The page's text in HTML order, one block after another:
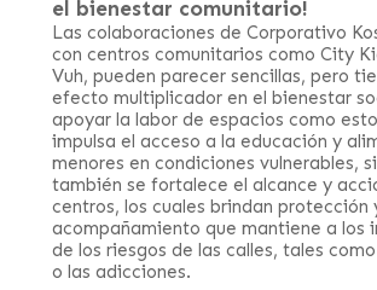
el bienestar comunitario!
Las colaboraciones de Corporativo
con centros comunitarios como City
Vuh, pueden parecer sencillas, pero
efecto multiplicador en el bienestar
apoyar la labor de espacios como
impulsa el acceso a la educación y
menores en condiciones vulnerables,
también se fortalece el alcance y
centros, los cuales brindan protección
acompañamiento que mantiene a los
de los riesgos de las calles, tales
o las adicciones.